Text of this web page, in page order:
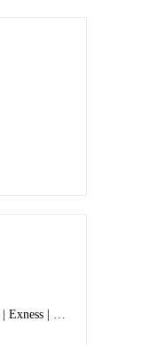
VT Markets | CMC Markets | IC Markets | Exness | Equiti Capital